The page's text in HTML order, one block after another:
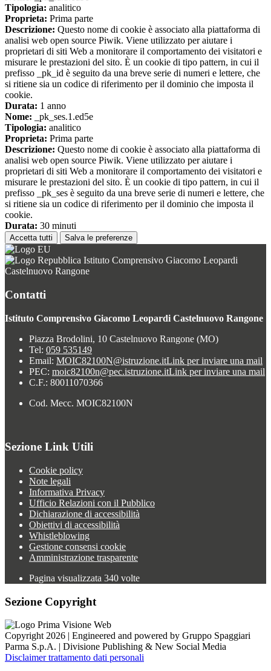
Tipologia: analitico
Proprieta: Prima parte
Descrizione: Questo nome di cookie è associato alla piattaforma di
analisi web open source Piwik. Viene utilizzato per aiutare i
proprietari di siti Web a monitorare il comportamento dei visitatori e
misurare le prestazioni del sito. È un cookie di tipo pattern, in cui il
prefisso _pk_id è seguito da una breve serie di numeri e lettere, che
si ritiene sia un codice di riferimento per il dominio che imposta il
cookie.
Durata: 1 anno
Nome: _pk_ses.1.ed5e
Tipologia: analitico
Proprieta: Prima parte
Descrizione: Questo nome di cookie è associato alla piattaforma di
analisi web open source Piwik. Viene utilizzato per aiutare i
proprietari di siti Web a monitorare il comportamento dei visitatori e
misurare le prestazioni del sito. È un cookie di tipo pattern, in cui il
prefisso _pk_ses è seguito da una breve serie di numeri e lettere, che
si ritiene sia un codice di riferimento per il dominio che imposta il
cookie.
Durata: 30 minuti
Accetta tutti Salva le preferenze
Istituto Comprensivo Giacomo Leopardi
Castelnuovo Rangone
Contatti
Istituto Comprensivo Giacomo Leopardi Castelnuovo Rangone
Piazza Brodolini, 10 Castelnuovo Rangone (MO)
Tel: 059 535149
Email: MOIC82100N@istruzione.itLink per inviare una mail
PEC: moic82100n@pec.istruzione.itLink per inviare una mail
C.F.: 80011070366
Cod. Mecc. MOIC82100N
Sezione Link Utili
Cookie policy
Note legali
Informativa Privacy
Ufficio Relazioni con il Pubblico
Dichiarazione di accessibilità
Obiettivi di accessibilità
Whistleblowing
Gestione consensi cookie
Amministrazione trasparente
Pagina visualizzata 340 volte
Sezione Copyright
Copyright 2026 | Engineered and powered by Gruppo Spaggiari
Parma S.p.A. | Divisione Publishing & New Social Media
Disclaimer trattamento dati personali